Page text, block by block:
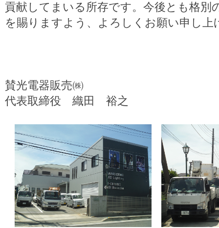
貢献してまいる所存です。今後とも格別
を賜りますよう、よろしくお願い申し上
賛光電器販売㈱
代表取締役 織田 裕之